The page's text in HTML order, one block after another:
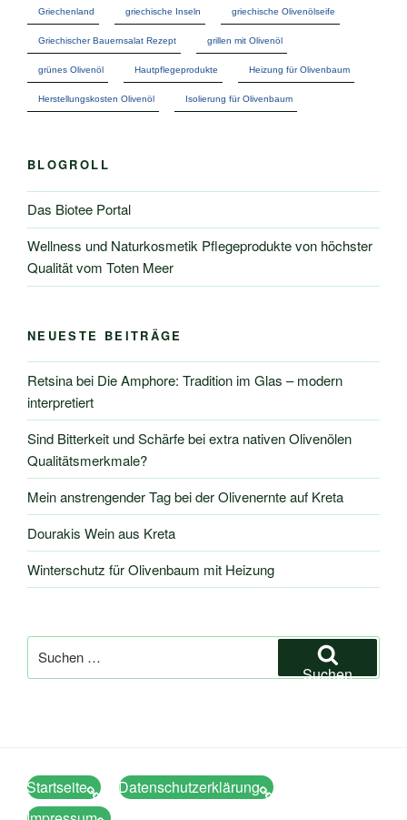
Griechenland griechische Inseln griechische Olivenölseife
Griechischer Bauernsalat Rezept grillen mit Olivenöl
grünes Olivenöl Hautpflegeprodukte Heizung für Olivenbaum
Herstellungskosten Olivenöl Isolierung für Olivenbaum
BLOGROLL
Das Biotee Portal
Wellness und Naturkosmetik Pflegeprodukte von höchster
Qualität vom Toten Meer
NEUESTE BEITRÄGE
Retsina bei Die Amphore: Tradition im Glas – modern
interpretiert
Sind Bitterkeit und Schärfe bei extra nativen Olivenölen
Qualitätsmerkmale?
Mein anstrengender Tag bei der Olivenernte auf Kreta
Dourakis Wein aus Kreta
Winterschutz für Olivenbaum mit Heizung
nach:
Suchen
Startseite
Datenschutzerklärung